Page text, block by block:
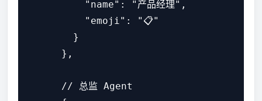
          "name": "产品经理",
          "emoji": "📋"
        }
      },
      // 总监 Agent